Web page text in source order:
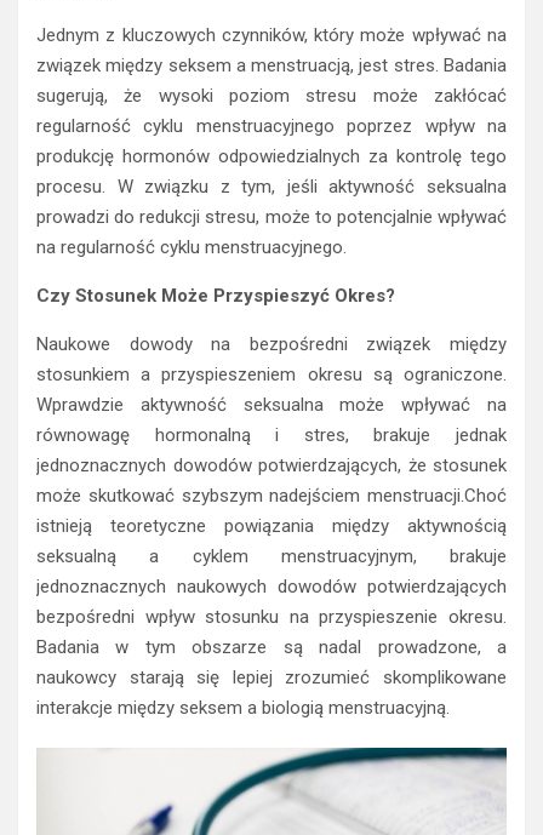
Jednym z kluczowych czynników, który może wpływać na
związek między seksem a menstruacją, jest stres. Badania
sugerują, że wysoki poziom stresu może zakłócać
regularność cyklu menstruacyjnego poprzez wpływ na
produkcję hormonów odpowiedzialnych za kontrolę tego
procesu. W związku z tym, jeśli aktywność seksualna
prowadzi do redukcji stresu, może to potencjalnie wpływać
na regularność cyklu menstruacyjnego.
Czy Stosunek Może Przyspieszyć Okres?
Naukowe dowody na bezpośredni związek między
stosunkiem a przyspieszeniem okresu są ograniczone.
Wprawdzie aktywność seksualna może wpływać na
równowagę hormonalną i stres, brakuje jednak
jednoznacznych dowodów potwierdzających, że stosunek
może skutkować szybszym nadejściem menstruacji.Choć
istnieją teoretyczne powiązania między aktywnością
seksualną a cyklem menstruacyjnym, brakuje
jednoznacznych naukowych dowodów potwierdzających
bezpośredni wpływ stosunku na przyspieszenie okresu.
Badania w tym obszarze są nadal prowadzone, a
naukowcy starają się lepiej zrozumieć skomplikowane
interakcje między seksem a biologią menstruacyjną.